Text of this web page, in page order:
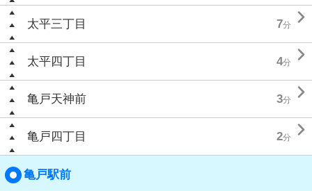
太平三丁目 7分 
太平四丁目 4分 
亀戸天神前 3分 
亀戸四丁目 2分 
亀戸駅前